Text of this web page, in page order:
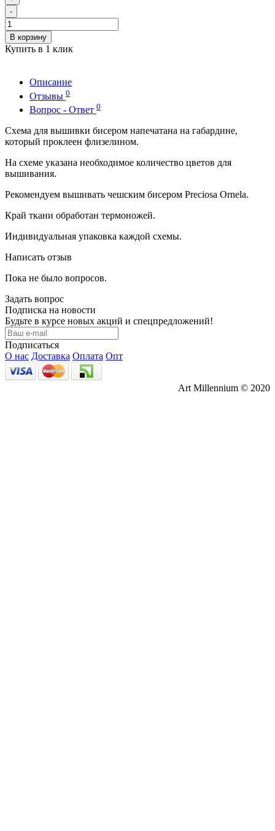
-
В корзину
Купить в 1 клик
Описание
Отзывы 0
Вопрос - Ответ 0
Схема для вышивки бисером напечатана на габардине,
который проклеен флизелином.
На схеме указана необходимое количество цветов для
вышивания.
Рекомендуем вышивать чешским бисером Preciosa Ornela.
Край ткани обработан термоножей.
Индивидуальная упаковка каждой схемы.
Написать отзыв
Пока не было вопросов.
Задать вопрос
Подписка на новости
Будьте в курсе новых акций и спецпредложений!
Подписаться
О нас Доставка Оплата Опт
Art Millennium © 2020